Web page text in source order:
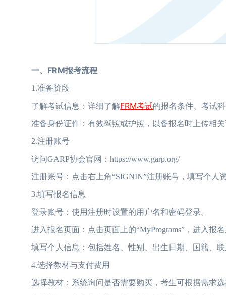
一、FRM报考流程
1.准备阶段
了解考试信息：详细了解FRM考试的报名条件、考试
准备身份证件：有效驾照或护照，以备报名时上传相关
2.注册账号
访问GARP协会官网：https://www.garp.org/
注册账号：点击右上角“SIGNIN”注册账号，填写个人
3.填写报名信息
登录账号：使用注册时设置的用户名和密码登录。
进入报名页面：点击页面上的“MyPrograms”，进入报
填写个人信息：包括姓名、性别、出生日期、国籍、联
4.选择教材与支付费用
选择教材：系统询问是否需要购买，考生可根据需求选